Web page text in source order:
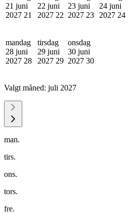
21 juni
2027 21
22 juni
2027 22
23 juni
2027 23
24 juni
2027 24
mandag
28 juni
2027 28
tirsdag
29 juni
2027 29
onsdag
30 juni
2027 30
Valgt måned: juli 2027
man.
tirs.
ons.
tors.
fre.